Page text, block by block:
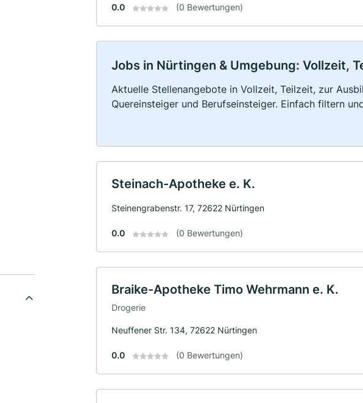
0.0 (0 Bewertungen)
Jobs in Nürtingen & Umgebung: Vollzeit,
Aktuelle Stellenangebote in Vollzeit, Teilzeit, zur
Quereinsteiger und Berufseinsteiger. Einfach filtern
Steinach-Apotheke e. K.
Steinengrabenstr. 17, 72622 Nürtingen
0.0 (0 Bewertungen)
Braike-Apotheke Timo Wehrmann e. K.
Drogerie
Neuffener Str. 134, 72622 Nürtingen
0.0 (0 Bewertungen)